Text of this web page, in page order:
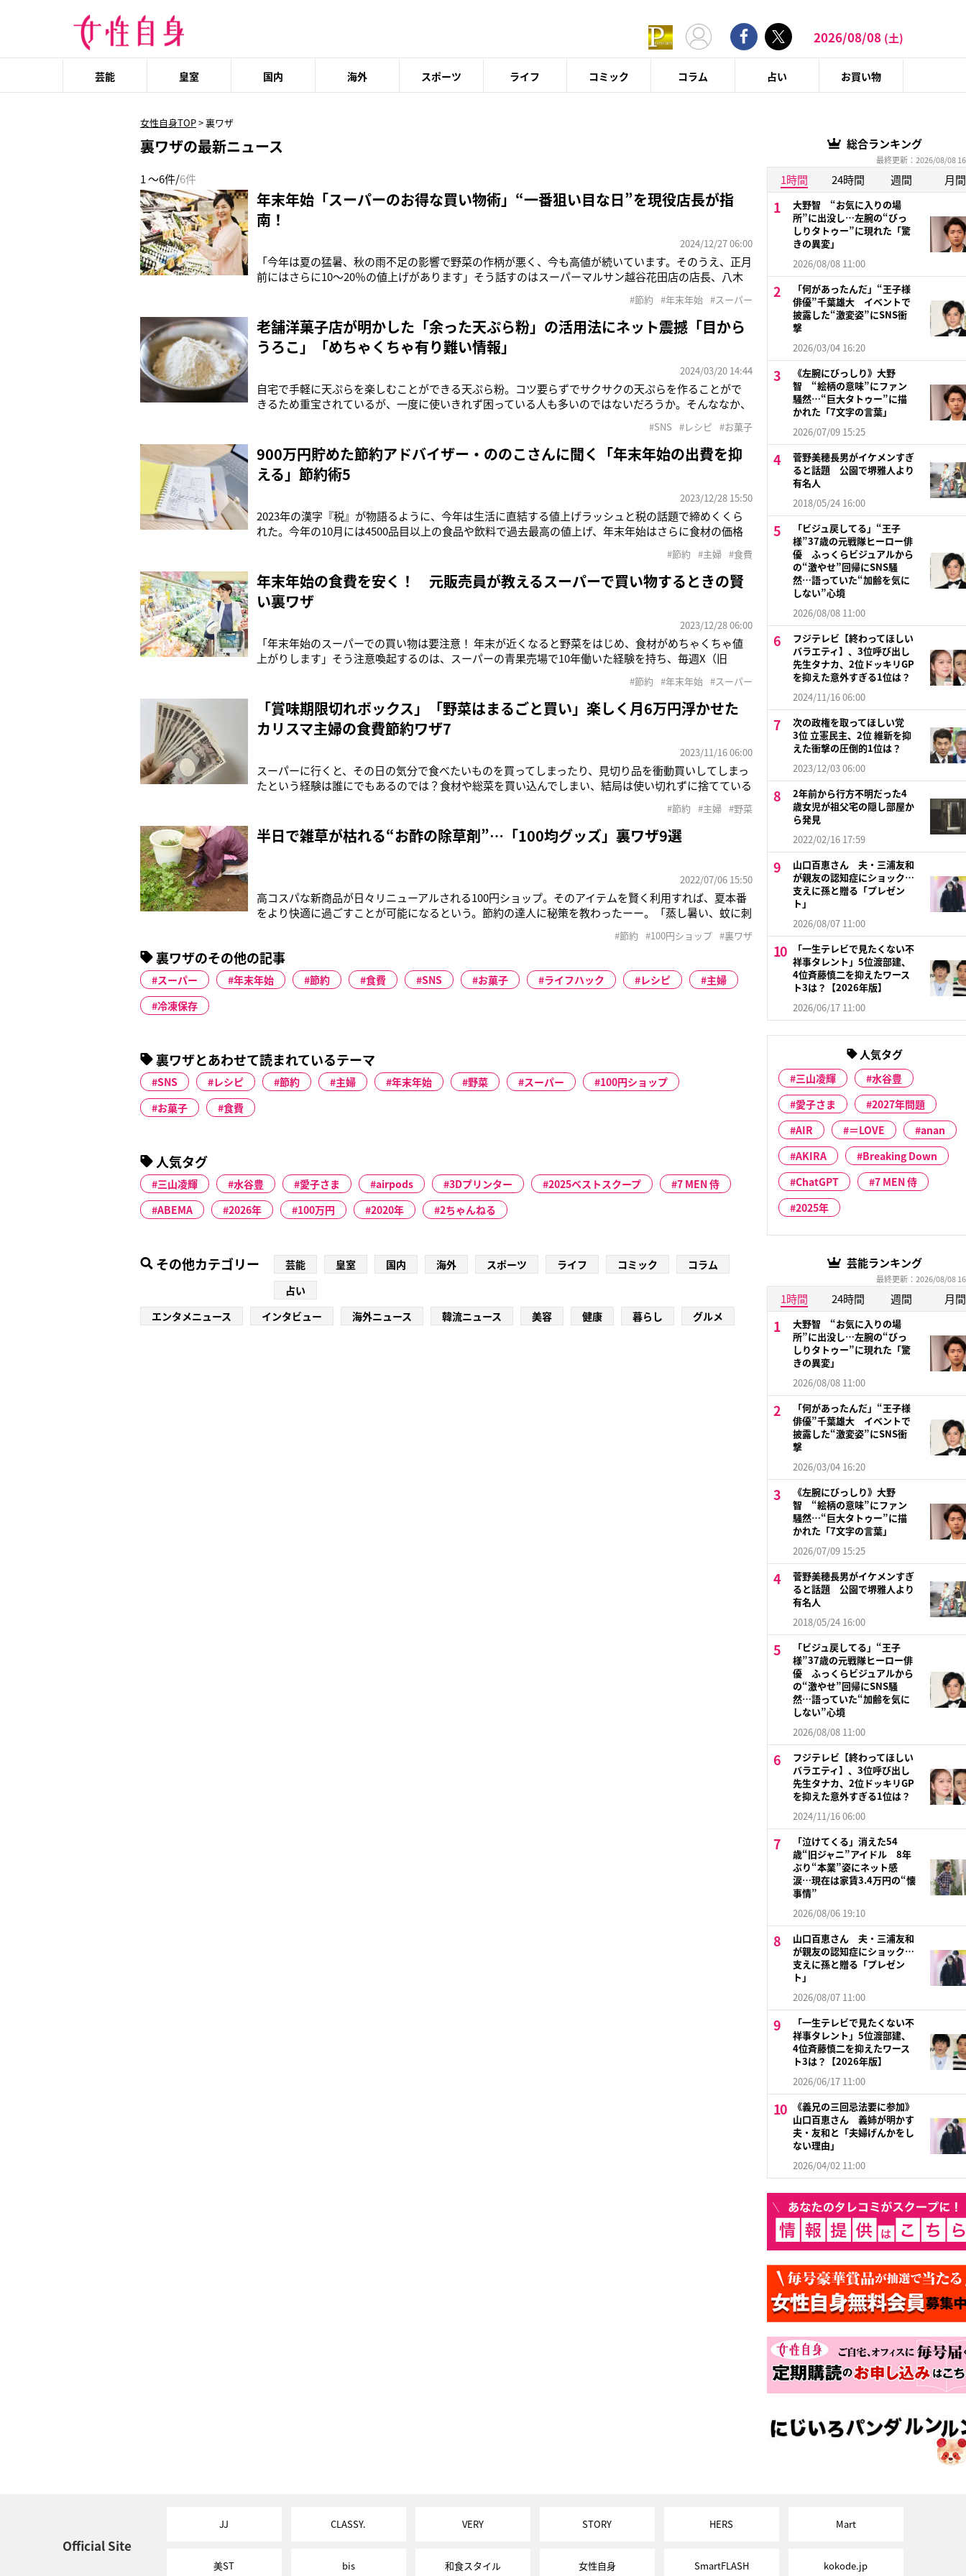
2026/08/08 (土)
芸能 皇室 国内 海外 スポーツ ライフ コミック コラム 占い お買い物
女性自身TOP>裏ワザ
裏ワザの最新ニュース
1 ～6件/6件
年末年始「スーパーのお得な買い物術」“一番狙い目な日”を現役店長が指
南！
2024/12/27 06:00
「今年は夏の猛暑、秋の雨不足の影響で野菜の作柄が悪く、今も高値が続いています。そのうえ、正月
前にはさらに10～20％の値上げがあります」そう話すのはスーパーマルサン越谷花田店の店長、八木
態（12月17日、農林水産省のデータより）だがーー。「今、平年並みの価格なのはじゃがいもに玉ね
ぎ、れんこんくらいです。た
#節約 #年末年始 #スーパー
老舗洋菓子店が明かした「余った天ぷら粉」の活用法にネット震撼「目から
うろこ」「めちゃくちゃ有り難い情報」
2024/03/20 14:44
自宅で手軽に天ぷらを楽しむことができる天ぷら粉。コツ要らずでサクサクの天ぷらを作ることがで
きるため重宝されているが、一度に使いきれず困っている人も多いのではないだろうか。そんななか、
ある「神田近江屋洋菓子店」。1884年創業という老舗中の老舗である同店は3月20日、Xで《天ぷら粉
が使いきれない時ありませんか？
#SNS #レシピ #お菓子
900万円貯めた節約アドバイザー・ののこさんに聞く「年末年始の出費を抑
える」節約術5
2023/12/28 15:50
2023年の漢字『税』が物語るように、今年は生活に直結する値上げラッシュと税の話題で締めくくら
れた。今年の10月には4500品目以上の食品や飲料で過去最高の値上げ、年末年始はさらに食材の価格
かったこと」を、節約アドバイザー・ののこさんに教えてもらった。【1】光熱費の節約はチリツモが
基本「冬は特に暖房やお風呂
#節約 #主婦 #食費
年末年始の食費を安く！ 元販売員が教えるスーパーで買い物するときの賢
い裏ワザ
2023/12/28 06:00
「年末年始のスーパーでの買い物は要注意！ 年末が近くなると野菜をはじめ、食材がめちゃくちゃ値
上がりします」そう注意喚起するのは、スーパーの青果売場で10年働いた経験を持ち、毎週X（旧
年間で最も出費が増える悩ましい時期でもある。総務省統計局の家計調査によると、2人以上の世帯
で’22年12月の平均消費支
#節約 #年末年始 #スーパー
「賞味期限切れボックス」「野菜はまるごと買い」楽しく月6万円浮かせた
カリスマ主婦の食費節約ワザ7
2023/11/16 06:00
スーパーに行くと、その日の気分で食べたいものを買ってしまったり、見切り品を衝動買いしてしまっ
たという経験は誰にでもあるのでは？食材や総菜を買い込んでしまい、結局は使い切れずに捨てている
捨てていることと同じなのです」と話すのは、買いすぎ体質から脱却して、月の食費を4分の1に減ら
すことに成功したカリスマ節約主婦
#節約 #主婦 #野菜
半日で雑草が枯れる“お酢の除草剤”…「100均グッズ」裏ワザ9選
2022/07/06 15:50
高コスパな新商品が日々リニューアルされる100円ショップ。そのアイテムを賢く利用すれば、夏本番
をより快適に過ごすことが可能になるという。節約の達人に秘策を教わったーー。「蒸し暑い、蚊に刺
できるのです」そう話すのは、人気節約＆100均ブロガーのmiyuremamaさん。ブログでのお得な100
均グッズの紹介が
#節約 #100円ショップ #裏ワザ
裏ワザのその他の記事
スーパー 年末年始 節約 食費 SNS お菓子 ライフハック レシピ
主婦
冷凍保存
裏ワザとあわせて読まれているテーマ
SNS レシピ 節約 主婦 年末年始 野菜 スーパー
100円ショップ
お菓子
食費
人気タグ
三山凌輝 水谷豊 愛子さま airpods 3Dプリンター 2025ベストスクープ
7 MEN 侍
ABEMA
2026年 100万円 2020年 2ちゃんねる
その他カテゴリー 芸能 皇室 国内 海外 スポーツ ライフ コミック
コラム
占い
エンタメニュース
インタビュー 海外ニュース 韓流ニュース 美容 健康 暮らし グルメ
総合ランキング
最終更新：2026/08/08
1時間 24時間 週間 月間
大野智 “お気に入りの場
所”に出没し…左腕の“びっ
しりタトゥー”に現れた「驚
きの異変」
2026/08/08 11:00
「何があったんだ」“王子様
俳優”千葉雄大 イベントで
披露した“激変姿”にSNS衝
撃
2026/03/04 16:20
《左腕にびっしり》大野
智 “絵柄の意味”にファン
騒然…“巨大タトゥー”に描
かれた「7文字の言葉」
2026/07/09 15:25
菅野美穂長男がイケメンすぎ
ると話題 公園で堺雅人より
有名人
2018/05/24 16:00
「ビジュ戻してる」“王子
様”37歳の元戦隊ヒーロー俳
優 ふっくらビジュアルから
の“激やせ”回帰にSNS騒
然…語っていた“加齢を気に
しない”心境
2026/08/08 11:00
フジテレビ【終わってほしい
バラエティ】、3位呼び出し
先生タナカ、2位ドッキリGP
を抑えた意外すぎる1位は？
2024/11/16 06:00
次の政権を取ってほしい党
3位 立憲民主、2位 維新を抑
えた衝撃の圧倒的1位は？
2023/12/03 06:00
2年前から行方不明だった4
歳女児が祖父宅の隠し部屋か
ら発見
2022/02/16 17:59
山口百恵さん 夫・三浦友和
が親友の認知症にショック…
支えに孫と贈る「プレゼン
ト」
2026/08/07 11:00
「一生テレビで見たくない不
祥事タレント」5位渡部建、
4位斉藤慎二を抑えたワース
ト3は？【2026年版】
2026/06/17 11:00
人気タグ
三山凌輝
水谷豊
愛子さま
2027年問題
AIR
＝LOVE
anan
AKIRA
Breaking Down
ChatGPT
7 MEN 侍
2025年
芸能ランキング
最終更新：2026/08/08
1時間 24時間 週間 月間
大野智 “お気に入りの場
所”に出没し…左腕の“びっ
しりタトゥー”に現れた「驚
きの異変」
2026/08/08 11:00
「何があったんだ」“王子様
俳優”千葉雄大 イベントで
披露した“激変姿”にSNS衝
撃
2026/03/04 16:20
《左腕にびっしり》大野
智 “絵柄の意味”にファン
騒然…“巨大タトゥー”に描
かれた「7文字の言葉」
2026/07/09 15:25
菅野美穂長男がイケメンすぎ
ると話題 公園で堺雅人より
有名人
2018/05/24 16:00
「ビジュ戻してる」“王子
様”37歳の元戦隊ヒーロー俳
優 ふっくらビジュアルから
の“激やせ”回帰にSNS騒
然…語っていた“加齢を気に
しない”心境
2026/08/08 11:00
フジテレビ【終わってほしい
バラエティ】、3位呼び出し
先生タナカ、2位ドッキリGP
を抑えた意外すぎる1位は？
2024/11/16 06:00
「泣けてくる」消えた54
歳“旧ジャニ”アイドル 8年
ぶり“本業”姿にネット感
涙…現在は家賃3.4万円の“懐
事情”
2026/08/06 19:10
山口百恵さん 夫・三浦友和
が親友の認知症にショック…
支えに孫と贈る「プレゼン
ト」
2026/08/07 11:00
「一生テレビで見たくない不
祥事タレント」5位渡部建、
4位斉藤慎二を抑えたワース
ト3は？【2026年版】
2026/06/17 11:00
《義兄の三回忌法要に参加》
山口百恵さん 義姉が明かす
夫・友和と「夫婦げんかをし
ない理由」
2026/04/02 11:00
Official Site
JJ CLASSY. VERY STORY HERS Mart
美ST bis 和食スタイル 女性自身 SmartFLASH kokode.jp